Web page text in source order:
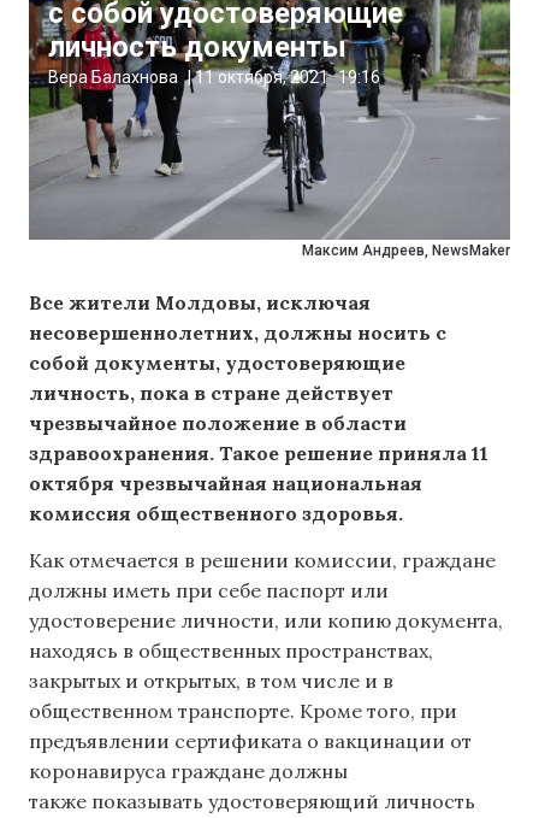
Максим Андреев, NewsMaker
с собой удостоверяющие
личность документы
Вера Балахнова | 11 октября, 2021 19:16
Все жители Молдовы, исключая
несовершеннолетних, должны носить с
собой документы, удостоверяющие
личность, пока в стране действует
чрезвычайное положение в области
здравоохранения. Такое решение приняла 11
октября чрезвычайная национальная
комиссия общественного здоровья.
Как отмечается в решении комиссии, граждане
должны иметь при себе паспорт или
удостоверение личности, или копию документа,
находясь в общественных пространствах,
закрытых и открытых, в том числе и в
общественном транспорте. Кроме того, при
предъявлении сертификата о вакцинации от
коронавируса граждане должны
также показывать удостоверяющий личность